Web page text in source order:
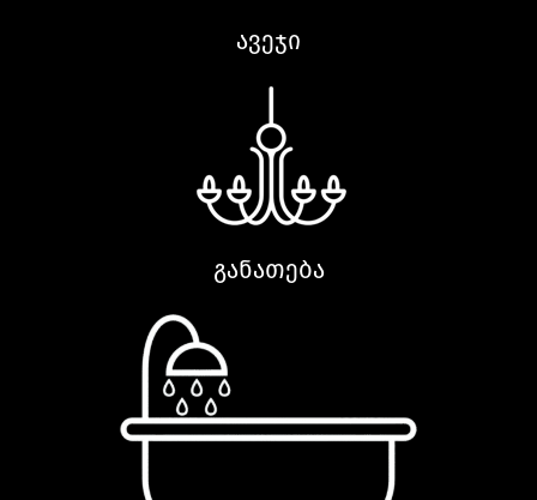
ავეჯი
განათება